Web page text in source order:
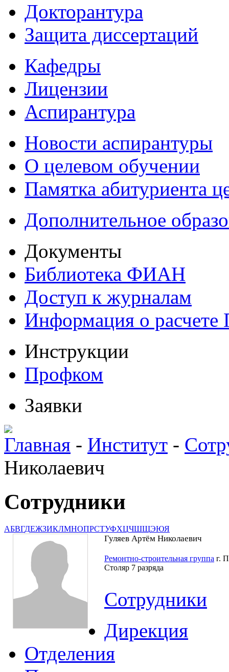
Докторантура
Защита диссертаций
Кафедры
Лицензии
Аспирантура
Новости аспирантуры
О целевом обучении
Памятка абитуриента
Дополнительное
Документы
Библиотека ФИАН
Доступ к журналам
Информация о
Инструкции
Профком
Заявки
Главная - Институт -
Николаевич
Сотрудники
АБВГДЕЖЗИКЛМНОПРСТУФХЦЧШЩЭЮЯ
Гуляев Артём Николаевич
Ремонтно-строительная группа г.
Столяр 7 разряда
Сотрудники
Дирекция
Отделения